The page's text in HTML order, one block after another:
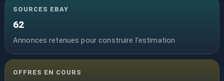
SOURCES EBAY
62
Annonces retenues pour construire l'estimation
OFFRES EN COURS